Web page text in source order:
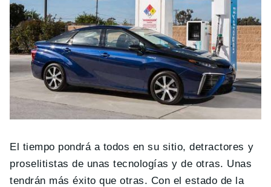
El tiempo pondrá a todos en su sitio, detractores y
proselitistas de unas tecnologías y de otras. Unas
tendrán más éxito que otras. Con el estado de la